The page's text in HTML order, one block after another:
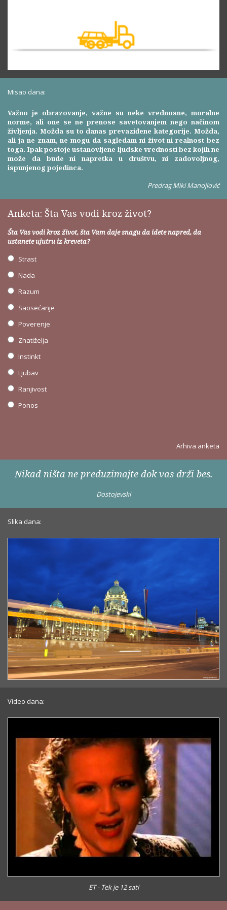
Misao dana:
Važno je obrazovanje, važne su neke vrednosne, moralne
norme, ali one se ne prenose savetovanjem nego načinom
življenja. Možda su to danas prevaziđene kategorije. Možda,
ali ja ne znam, ne mogu da sagledam ni život ni realnost bez
toga. Ipak postoje ustanovljene ljudske vrednosti bez kojih ne
može da bude ni napretka u društvu, ni zadovoljnog,
ispunjenog pojedinca.
Predrag Miki Manojlović
Anketa: Šta Vas vodi kroz život?
Šta Vas vodi kroz život, šta Vam daje snagu da idete napred, da
ustanete ujutru iz kreveta?
Strast
Nada
Razum
Saosećanje
Poverenje
Znatiželja
Instinkt
Ljubav
Ranjivost
Ponos
Arhiva anketa
Nikad ništa ne preduzimajte dok vas drži bes.
Dostojevski
Slika dana:
Video dana:
ET - Tek je 12 sati